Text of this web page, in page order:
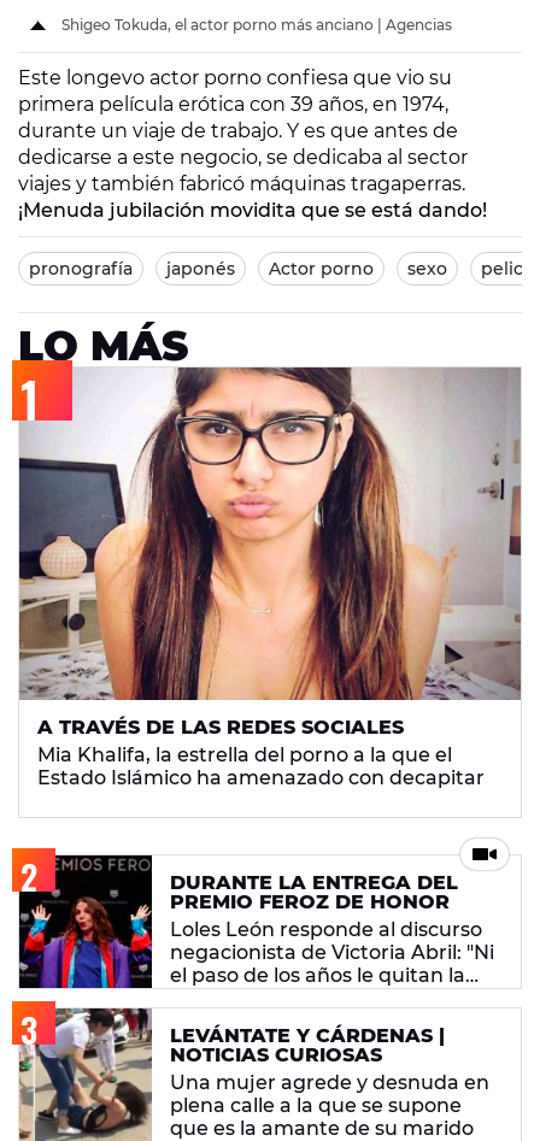
Shigeo Tokuda, el actor porno más anciano | Agencias
Este longevo actor porno confiesa que vio su
primera película erótica con 39 años, en 1974,
durante un viaje de trabajo. Y es que antes de
dedicarse a este negocio, se dedicaba al sector
viajes y también fabricó máquinas tragaperras.
¡Menuda jubilación movidita que se está dando!
pronografía japonés Actor porno sexo
LO MÁS
A TRAVÉS DE LAS REDES SOCIALES
Mia Khalifa, la estrella del porno a la que el
Estado Islámico ha amenazado con decapitar
DURANTE LA ENTREGA DEL
PREMIO FEROZ DE HONOR
Loles León responde al discurso
negacionista de Victoria Abril: "Ni
el paso de los años le quitan la
LEVÁNTATE Y CÁRDENAS |
NOTICIAS CURIOSAS
Una mujer agrede y desnuda en
plena calle a la que se supone
que es la amante de su marido